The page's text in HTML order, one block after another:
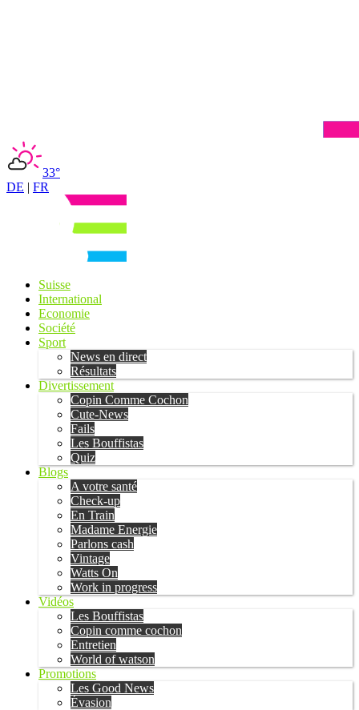
33°
DE | FR
Suisse
International
Economie
Société
Sport
News en direct
Résultats
Divertissement
Copin Comme Cochon
Cute-News
Fails
Les Bouffistas
Quiz
Blogs
A votre santé
Check-up
En Train
Madame Energie
Parlons cash
Vintage
Watts On
Work in progress
Vidéos
Les Bouffistas
Copin comme cochon
Entretien
World of watson
Promotions
Les Good News
Évasion